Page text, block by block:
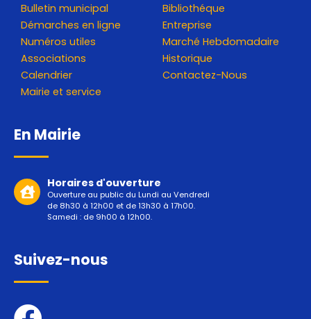
Bulletin municipal
Démarches en ligne
Numéros utiles
Associations
Calendrier
Mairie et service
Bibliothéque
Entreprise
Marché Hebdomadaire
Historique
Contactez-Nous
En Mairie
Horaires d'ouverture
Ouverture au public du Lundi au Vendredi
de 8h30 à 12h00 et de 13h30 à 17h00.
Samedi : de 9h00 à 12h00.
Suivez-nous